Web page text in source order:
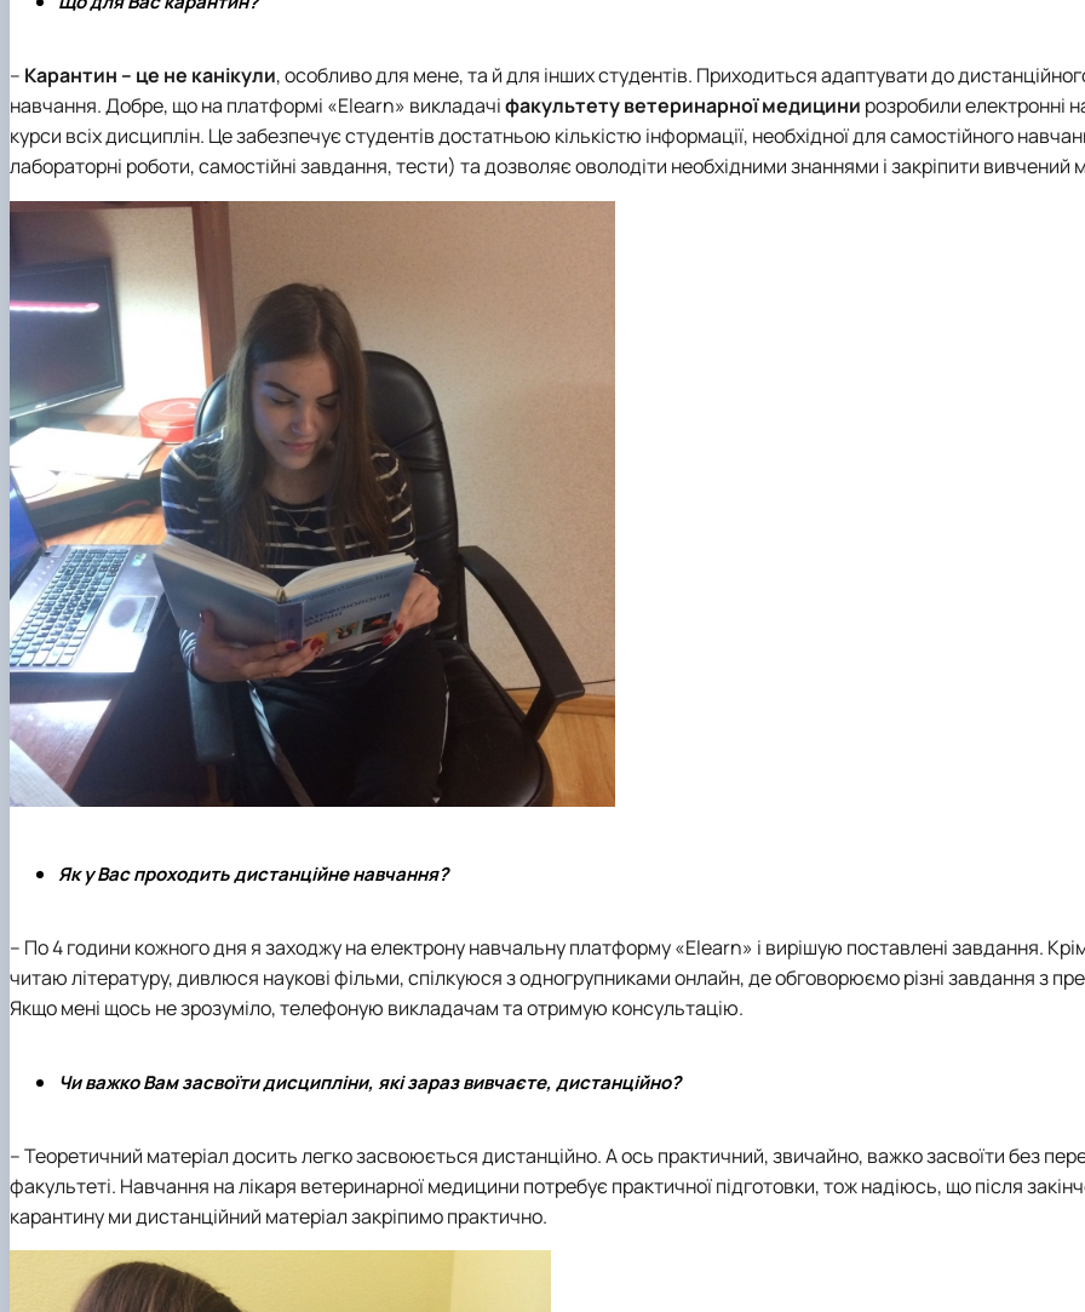
Rivne Professional College
Zalishchyky Professional College named after Ye. Khraplivyi
– Карантин – це не канікули, особливо для мене, та й для інших студентів. Приходиться адаптувати до
навчання. Добре, що на платформі «Еlearn» викладачіфакультету ветеринарної медицини розробили електронні
курси всіх дисциплін. Це забезпечує студентів достатньою кількістю інформації, необхідної для самостійного
лабораторні роботи, самостійні завдання, тести) та дозволяє оволодіти необхідними знаннями і закріпити вивчений
Як у Вас проходить дистанційне навчання?
– По 4 години кожного дня я заходжу на електрону навчальну платформу «Еlearn» і вирішую поставлені завдання.
читаю літературу, дивлюся наукові фільми, спілкуюся з одногрупниками онлайн, де обговорюємо різні завдання з
Якщо мені щось не зрозуміло, телефоную викладачам та отримую консультацію.
Чи важко Вам засвоїти дисципліни, які зараз вивчаєте, дистанційно?
– Теоретичний матеріал досить легко засвоюється дистанційно. А ось практичний, звичайно, важко засвоїти без
факультеті. Навчання на лікаря ветеринарної медицини потребує практичної підготовки, тож надіюсь, що після
карантину ми дистанційний матеріал закріпимо практично.